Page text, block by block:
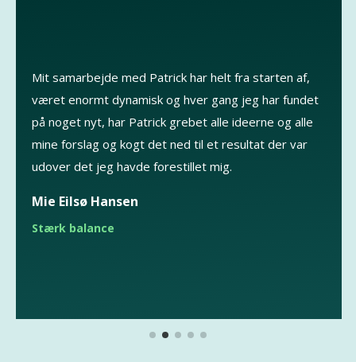
Mit samarbejde med Patrick har helt fra starten af,
været enormt dynamisk og hver gang jeg har fundet
på noget nyt, har Patrick grebet alle ideerne og alle
mine forslag og kogt det ned til et resultat der var
udover det jeg havde forestillet mig.
Mie Eilsø Hansen
Stærk balance